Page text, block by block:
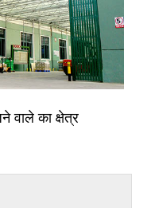
वाले का क्षेत्र